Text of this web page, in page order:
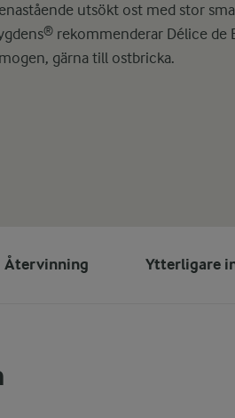
utsökt ost med stor
rekommenderar Délice de
gärna till ostbricka.
Återvinning Ytterligare